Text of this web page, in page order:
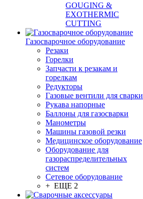
GOUGING &
EXOTHERMIC
CUTTING
Газосварочное оборудование
Резаки
Горелки
Запчасти к резакам и
горелкам
Редукторы
Газовые вентили для сварки
Рукава напорные
Баллоны для газосварки
Манометры
Машины газовой резки
Медицинское оборудование
Оборудование для
газораспределительных
систем
Сетевое оборудование
+ ЕЩЕ 2